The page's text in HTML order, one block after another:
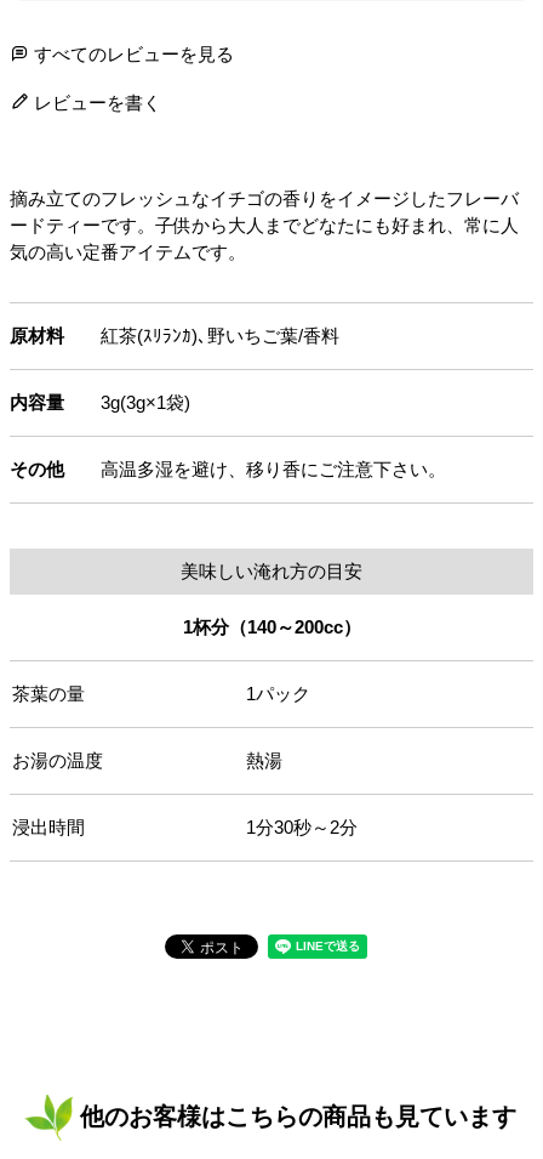
すべてのレビューを見る
レビューを書く
摘み立てのフレッシュなイチゴの香りをイメージしたフレーバ
ードティーです。子供から大人までどなたにも好まれ、常に人
気の高い定番アイテムです。
原材料 紅茶(ｽﾘﾗﾝｶ)､野いちご葉/香料
内容量 3g(3g×1袋)
その他 高温多湿を避け、移り香にご注意下さい。
美味しい淹れ方の目安
1杯分（140～200cc）
茶葉の量 1パック
お湯の温度 熱湯
浸出時間 1分30秒～2分
他のお客様はこちらの商品も見ています